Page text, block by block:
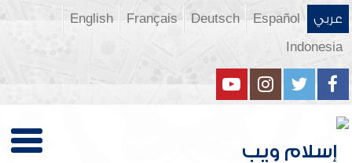
عربي Español
Deutsch
Français
English
Indonesia